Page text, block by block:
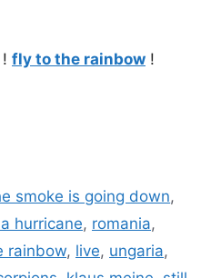
fly to the rainbow !
smoke is going down,
hurricane, romania,
rainbow, live, ungaria,